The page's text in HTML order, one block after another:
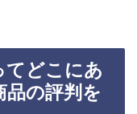
てどこにあ
品の評判を